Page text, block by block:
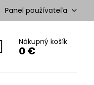
Panel používateľa
Nákupný košík
0 €